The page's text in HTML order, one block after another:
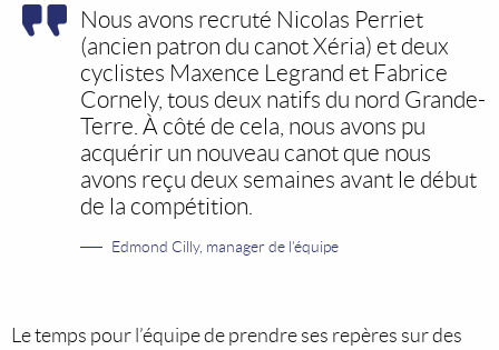
Nous avons recruté Nicolas Perriet
(ancien patron du canot Xéria) et deux
cyclistes Maxence Legrand et Fabrice
Cornely, tous deux natifs du nord Grande-
Terre. À côté de cela, nous avons pu
acquérir un nouveau canot que nous
avons reçu deux semaines avant le début
de la compétition.
Edmond Cilly, manager de l’équipe
Le temps pour l’équipe de prendre ses repères sur des